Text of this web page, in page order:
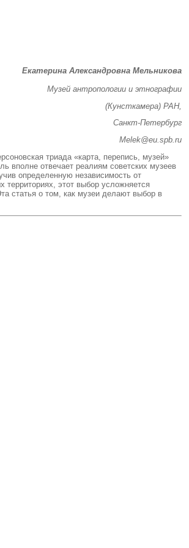
Екатерина Александровна Мельникова
Музей антропологии и этнографии
(Кунсткамера) РАН,
Санкт-Петербург
Melek@eu.spb.ru
триада «карта, перепись, музей»
вполне отвечает реалиям советских музеев
определенную независимость от
этот выбор усложняется
статья о том, как музеи делают выбор в